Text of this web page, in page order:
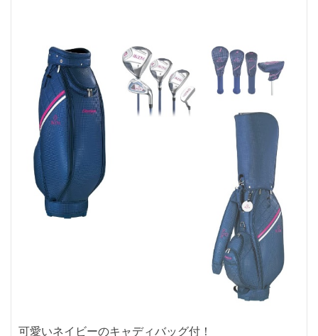
可愛いネイビーのキャディバッグ付！